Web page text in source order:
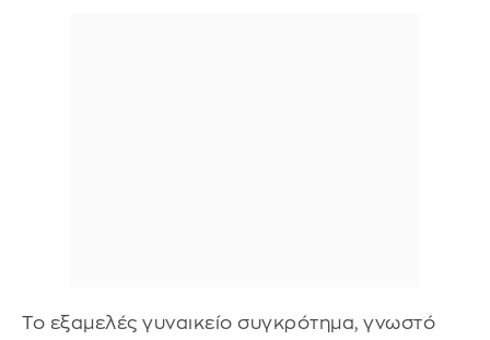
Το εξαμελές γυναικείο συγκρότημα, γνωστό